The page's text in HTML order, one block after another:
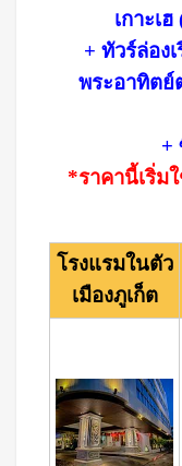
เกาะเ
+ ทัวร์ล่อง
พระอาทิตย์
+
*ราคานี้เริ่ม
โรงแรมในตัว
เมืองภูเก็ต